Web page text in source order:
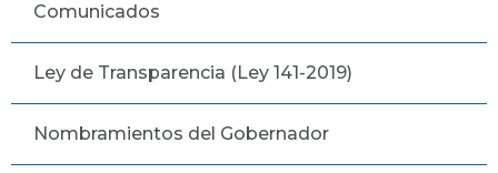
Comunicados
Ley de Transparencia (Ley 141-2019)
Nombramientos del Gobernador